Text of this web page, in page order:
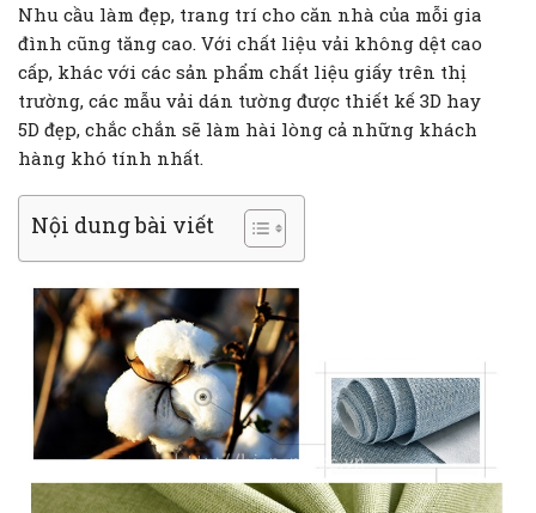
Nhu cầu làm đẹp, trang trí cho căn nhà của mỗi gia
đình cũng tăng cao. Với chất liệu vải không dệt cao
cấp, khác với các sản phẩm chất liệu giấy trên thị
trường, các mẫu vải dán tường được thiết kế 3D hay
5D đẹp, chắc chắn sẽ làm hài lòng cả những khách
hàng khó tính nhất.
Nội dung bài viết